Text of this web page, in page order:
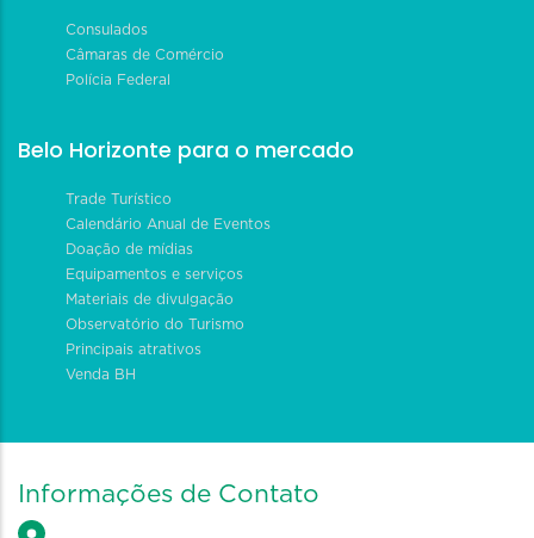
Consulados
Câmaras de Comércio
Polícia Federal
Belo Horizonte para o mercado
Trade Turístico
Calendário Anual de Eventos
Doação de mídias
Equipamentos e serviços
Materiais de divulgação
Observatório do Turismo
Principais atrativos
Venda BH
Informações de Contato